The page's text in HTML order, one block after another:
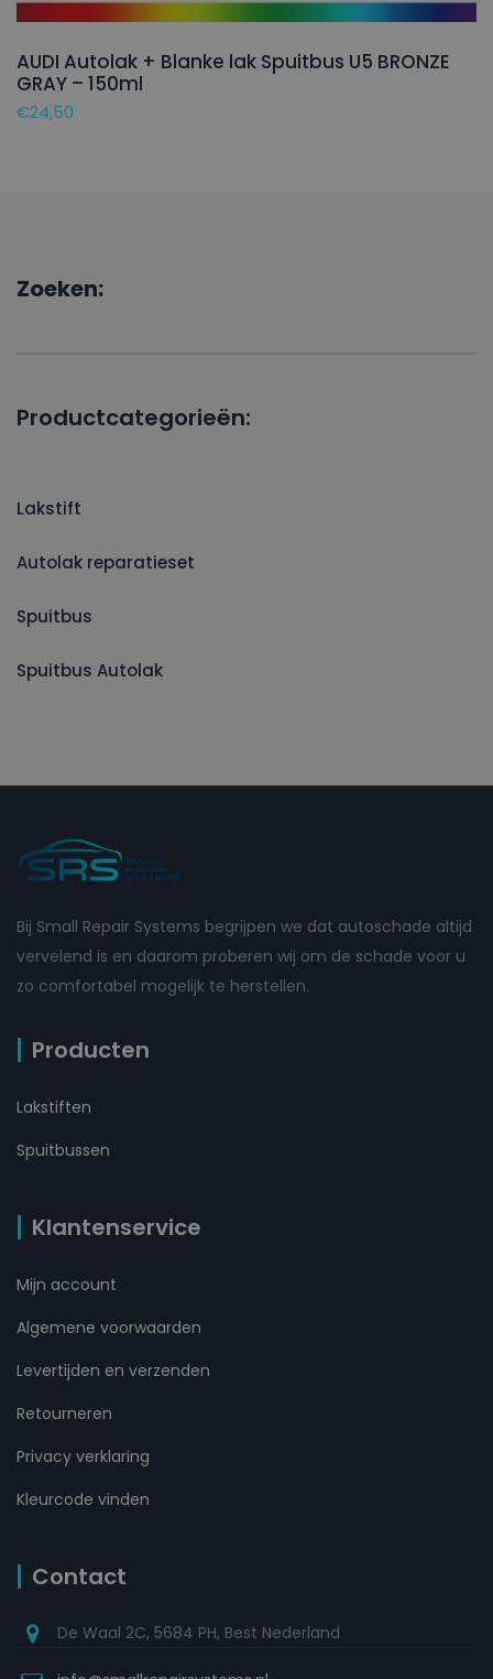
AUDI Autolak + Blanke lak Spuitbus U5 BRONZE
GRAY – 150ml
€24,50
Zoeken:
Productcategorieën:
Lakstift
Autolak reparatieset
Spuitbus
Spuitbus Autolak
Bij Small Repair Systems begrijpen we dat autoschade altijd
vervelend is en daarom proberen wij om de schade voor u
zo comfortabel mogelijk te herstellen.
Producten
Lakstiften
Spuitbussen
Klantenservice
Mijn account
Algemene voorwaarden
Levertijden en verzenden
Retourneren
Privacy verklaring
Kleurcode vinden
Contact
De Waal 2C, 5684 PH, Best Nederland